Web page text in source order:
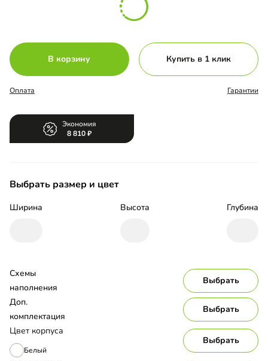
В корзину Купить в 1 клик
Оплата Гарантии
Экономия
8 810
Выбрать размер и цвет
Ширина Высота Глубина
Цвет корпуса
Белый
Выбрать
Схемы
наполнения
Выбрать
Доп.
комплектация
Выбрать